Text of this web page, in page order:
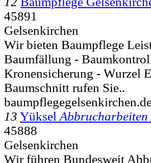
45891
Gelsenkirchen
Wir bieten Baumpflege
Baumfällung -
Kronensicherung - Wurzel
Baumschnitt rufen Sie..
13 Yüksel Abbrucharbeiten
45888
Gelsenkirchen
Wir führen Bundesweit